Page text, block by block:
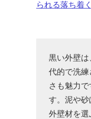
られる落ち着
黒い外壁
代的で洗
さも魅力
す。泥や
外壁材を